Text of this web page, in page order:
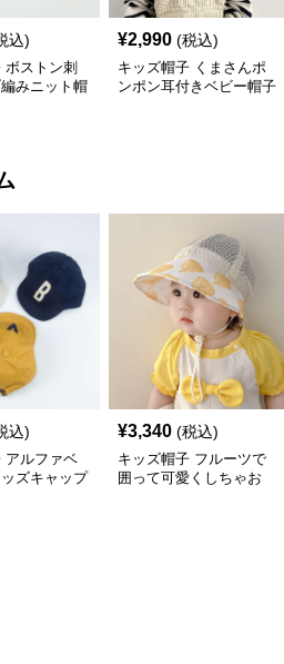
込)
ボストン刺
みニット帽
¥2,990 (税込)
キッズ帽子 くまさんポ
ンポン耳付きベビー帽子
込)
アルファベ
ズキャップ
¥3,340 (税込)
キッズ帽子 フルーツで
囲って可愛くしちゃお